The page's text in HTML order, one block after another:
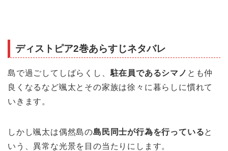
ディストピア2巻あらすじネタバレ
島で過ごしてしばらくし、 駐在員であるシマノ とも仲
良くなるなど颯太とその家族は徐々に暮らしに慣れて
いきます。
しかし颯太は偶然島の島民同士が行為を行っていると
いう、異常な光景を目の当たりにします。